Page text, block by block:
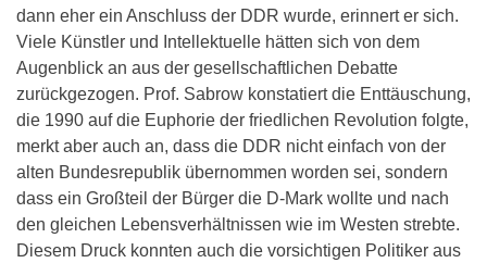
dann eher ein Anschluss der DDR wurde, erinnert er sich.
Viele Künstler und Intellektuelle hätten sich von dem
Augenblick an aus der gesellschaftlichen Debatte
zurückgezogen. Prof. Sabrow konstatiert die Enttäuschung,
die 1990 auf die Euphorie der friedlichen Revolution folgte,
merkt aber auch an, dass die DDR nicht einfach von der
alten Bundesrepublik übernommen worden sei, sondern
dass ein Großteil der Bürger die D-Mark wollte und nach
den gleichen Lebensverhältnissen wie im Westen strebte.
Diesem Druck konnten auch die vorsichtigen Politiker aus